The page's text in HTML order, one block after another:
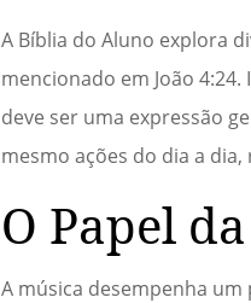
A Bíblia do Aluno explora
mencionado em João
deve ser uma expressão
mesmo ações do dia a
O Papel
A música desempenha